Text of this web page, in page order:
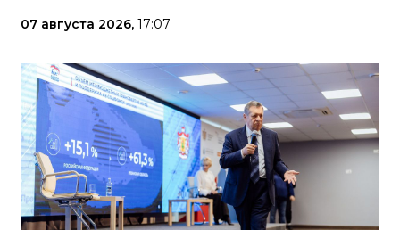
07 августа 2026, 17:07